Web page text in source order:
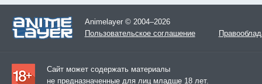
Animelayer © 2004–2026
Пользовательское соглашение
Сайт может содержать материалы
не предназначенные для лиц младше 18 лет.